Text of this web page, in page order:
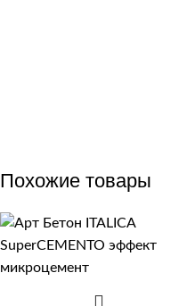
Похожие товары